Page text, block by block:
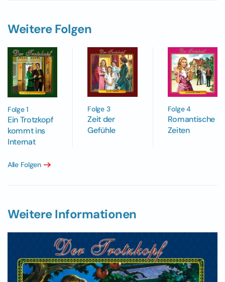
Weitere Folgen
Folge 1
Ein Trotzkopf
kommt ins
Internat
Folge 3
Zeit der
Gefühle
Folge 4
Romantische
Zeiten
Alle Folgen
Weitere Informationen